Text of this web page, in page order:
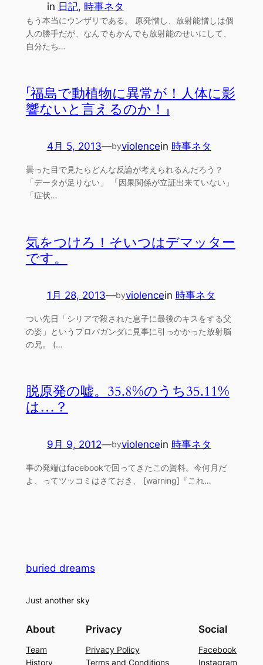
in 日記, 時事ネタ
もう本当にウンザリである。 原発憎し、放射能憎しは個
人の勝手だが、なんでもかんでも放射能のせいにして、
自分たち…
「福島で動植物に異常が！人体に影
響ないと言えるのか！」
4月 5, 2013—byviolencein 時事ネタ
曇った目で見たらどんな反論が考えられるんだろう？
「データが足りない」 「因果関係が立証出来ていない」
「症状…
気をつけろ！そいつはデマッター
です。
1月 28, 2013—byviolencein 時事ネタ
つい先日「シリアで殺された息子に最後のキスをする父
の姿」というプロパガンダに見事に引っかかった放射脳
の兄。 (…
脱原発の嘘。35.8%のうち35.11%
は…？
9月 9, 2012—byviolencein 時事ネタ
事の発端はfacebookで回ってきたこの資料。今何月だ
よ、ってツッコミはさておき、 [warning]『これ…
buried dreams
Just another sky
About
Team
History
Privacy
Privacy Policy
Terms and Conditions
Social
Facebook
Instagram